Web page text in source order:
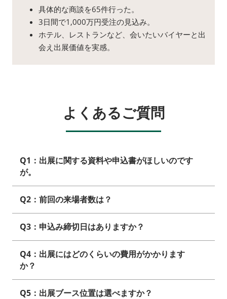
具体的な商談を65件行った。
3日間で1,000万円受注の見込み。
ホテル、レストランなど、会いたいバイヤーと出
会え出展価値を実感。
よくあるご質問
Q1：出展に関する資料や申込書がほしいのです
が。
Q2：前回の来場者数は？
Q3：申込み締切日はありますか？
Q4：出展にはどのくらいの費用がかかります
か？
Q5：出展ブース位置は選べますか？